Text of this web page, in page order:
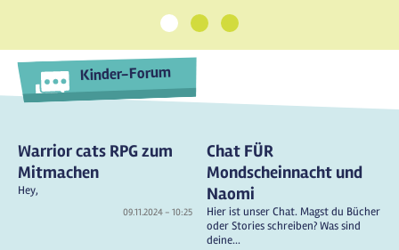
1 2 3
Kinder-Forum
Warrior cats RPG zum
Mitmachen
Hey,
09.11.2024 - 10:25
Chat FÜR
Mondscheinnacht und
Naomi
Hier ist unser Chat. Magst du Bücher
oder Stories schreiben? Was sind
deine...